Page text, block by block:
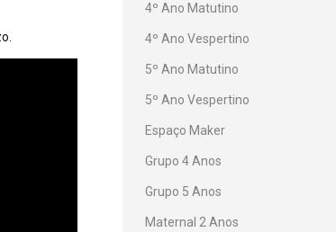
4º Ano Matutino
4º Ano Vespertino
5º Ano Matutino
5º Ano Vespertino
Espaço Maker
Grupo 4 Anos
Grupo 5 Anos
Maternal 2 Anos